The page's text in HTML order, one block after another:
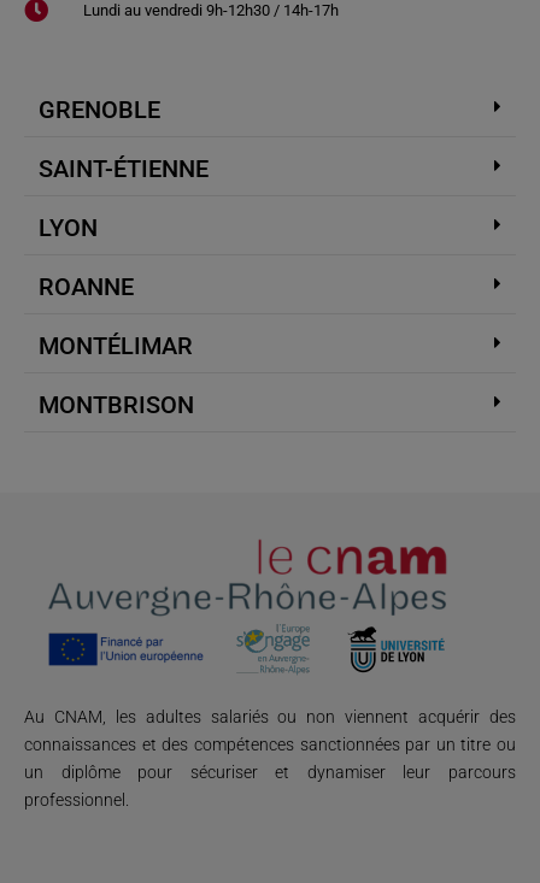
Lundi au vendredi 9h-12h30 / 14h-17h
GRENOBLE
SAINT-ÉTIENNE
LYON
ROANNE
MONTÉLIMAR
MONTBRISON
Au CNAM, les adultes salariés ou non viennent acquérir des
connaissances et des compétences sanctionnées par un titre ou
un diplôme pour sécuriser et dynamiser leur parcours
professionnel.